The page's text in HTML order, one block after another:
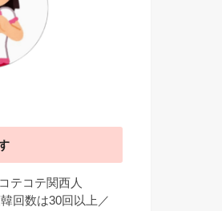
テコテ関西人
回数は30回以上／